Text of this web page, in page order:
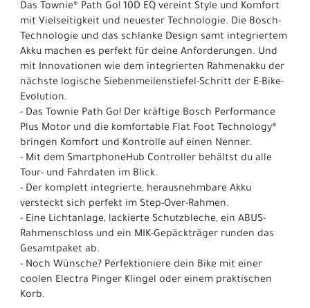
Das Townie® Path Go! 10D EQ vereint Style und Komfort
mit Vielseitigkeit und neuester Technologie. Die Bosch-
Technologie und das schlanke Design samt integriertem
Akku machen es perfekt für deine Anforderungen. Und
mit Innovationen wie dem integrierten Rahmenakku der
nächste logische Siebenmeilenstiefel-Schritt der E-Bike-
Evolution.
- Das Townie Path Go! Der kräftige Bosch Performance
Plus Motor und die komfortable Flat Foot Technology®
bringen Komfort und Kontrolle auf einen Nenner.
- Mit dem SmartphoneHub Controller behältst du alle
Tour- und Fahrdaten im Blick.
- Der komplett integrierte, herausnehmbare Akku
versteckt sich perfekt im Step-Over-Rahmen.
- Eine Lichtanlage, lackierte Schutzbleche, ein ABUS-
Rahmenschloss und ein MIK-Gepäckträger runden das
Gesamtpaket ab.
- Noch Wünsche? Perfektioniere dein Bike mit einer
coolen Electra Pinger Klingel oder einem praktischen
Korb.